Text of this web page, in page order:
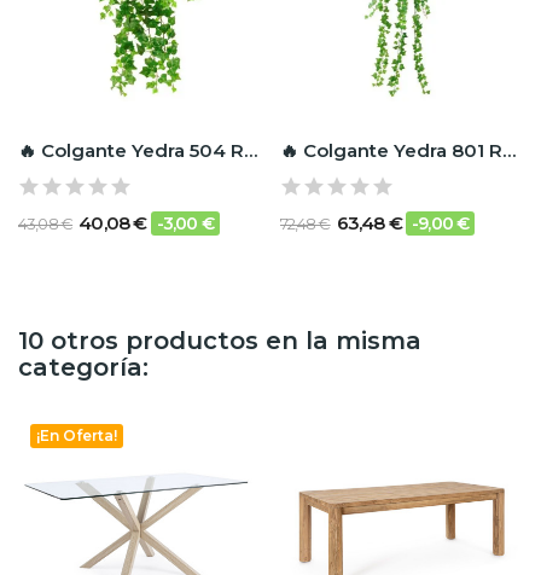
🔥 Colgante Yedra 504 RF Ignífugo
43,08 € 40,08 € -3,00 €
🔥 Colgante Yedra 801 RF Ignífugo
72,48 € 63,48 € -9,00 €
10 otros productos en la misma
categoría:
¡En Oferta!